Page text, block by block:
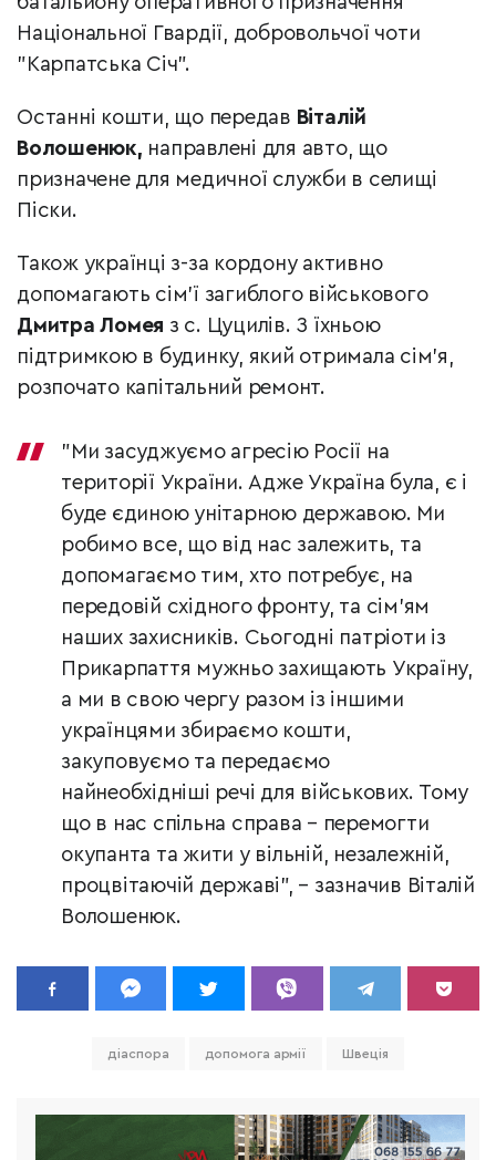
Національної Гвардії, добровольчої чоти
"Карпатська Січ".
Останні кошти, що передав Віталій
Волошенюк, направлені для авто, що
призначене для медичної служби в селищі
Піски.
Також українці з-за кордону активно
допомагають сім'ї загиблого військового
Дмитра Ломея з с. Цуцилів. З їхньою
підтримкою в будинку, який отримала сім'я,
розпочато капітальний ремонт.
"Ми засуджуємо агресію Росії на
території України. Адже Україна була, є і
буде єдиною унітарною державою. Ми
робимо все, що від нас залежить, та
допомагаємо тим, хто потребує, на
передовій східного фронту, та сім’ям
наших захисників. Сьогодні патріоти із
Прикарпаття мужньо захищають Україну,
а ми в свою чергу разом із іншими
українцями збираємо кошти,
закуповуємо та передаємо
найнеобхідніші речі для військових. Тому
що в нас спільна справа – перемогти
окупанта та жити у вільній, незалежній,
процвітаючій державі", – зазначив Віталій
Волошенюк.
діаспора допомога армії Швеція